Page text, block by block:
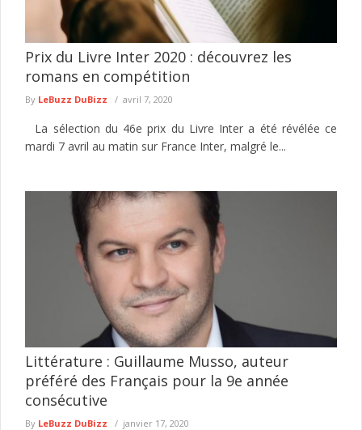
Prix du Livre Inter 2020 : découvrez les
romans en compétition
By LeBuzz DuBizz avril 7, 2020
La sélection du 46e prix du Livre Inter a été révélée ce
mardi 7 avril au matin sur France Inter, malgré le...
Littérature : Guillaume Musso, auteur
préféré des Français pour la 9e année
consécutive
By LeBuzz DuBizz janvier 17, 2020